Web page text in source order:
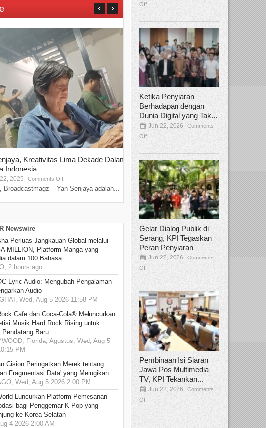
Kreativitas Lima Dekade Dalam
Indonesia
2025 Comments Off
Broadcastmagz – Yan Senjaya adalah...
Tamee Irelly Menjadi Juri Open
Film Terbaru...
Sep 08, 2025 Comments Off
Bekasi, Broadcastmagz – Dalam upaya
talenta...
Newswire
Perluas Jangkauan Global melalui
MILLION, Platform Manga yang
dalam 100 Bahasa
2 hours ago
Lyric Audio: Mengubah Pengalaman
Audio
Wed, Aug 5 2026 11:58 PM
Cafe dan Coca-Cola® Meluncurkan
Musik Hard Rock Rising untuk
Pendatang Baru
Florida, Agustus, Wed, Aug 5
PM
Cision Peringatkan Merek tentang
Fragmentasi Data' yang Merugikan
Wed, Aug 5 2026 2:00 PM
Luncurkan Platform Pemesanan
bagi Penggemar K-Pop yang
ke Korea Selatan
4 2026 2:00 AM
Off
Ketika Penyiaran
Berhadapan dengan
Dunia Digital yang Tak...
Jun 22, 2026
Comments
Off
Gelar Dialog Publik di
Serang, KPI Tegaskan
Peran Penyiaran
Jun 22, 2026
Comments
Off
Pembinaan Isi Siaran
Jawa Pos Multimedia
TV, KPI Tekankan...
Jun 22, 2026
Comments
Off